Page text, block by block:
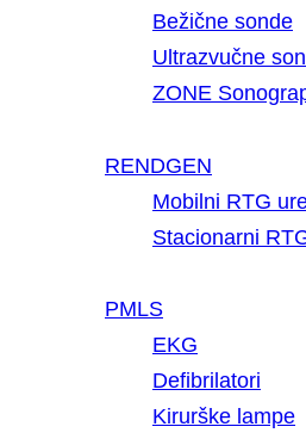
Bežične sonde
Ultrazvučne
ZONE
RENDGEN
Mobilni RTG
Stacionarni
PMLS
EKG
Defibrilatori
Kirurške lampe